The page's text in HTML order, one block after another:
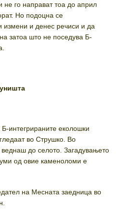
не го направат тоа до април
Но подоцна се
измени и денес речиси и да
затоа што не поседува Б-
интегрираните еколошки
во Струшко. Во
до селото. Загадувањето
од овие каменоломи е
на Месната заедница во